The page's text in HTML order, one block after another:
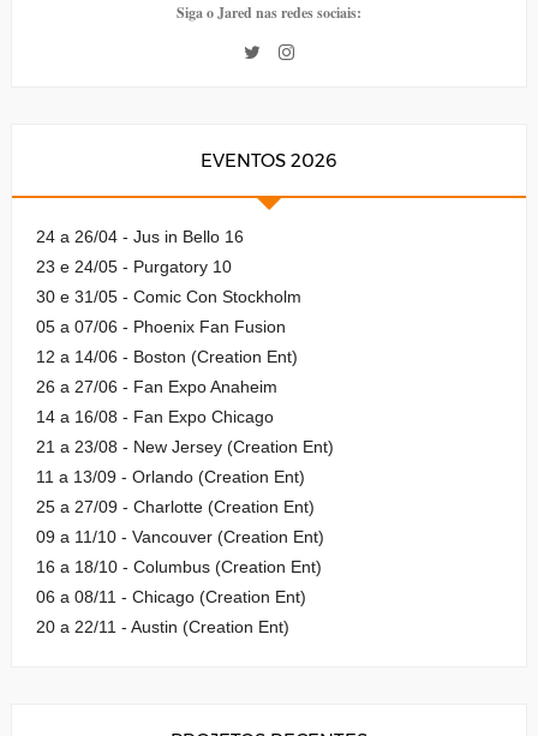
Siga o Jared nas redes sociais:
EVENTOS 2026
24 a 26/04 - Jus in Bello 16
23 e 24/05 - Purgatory 10
30 e 31/05 - Comic Con Stockholm
05 a 07/06 - Phoenix Fan Fusion
12 a 14/06 - Boston (Creation Ent)
26 a 27/06 - Fan Expo Anaheim
14 a 16/08 - Fan Expo Chicago
21 a 23/08 - New Jersey (Creation Ent)
11 a 13/09 - Orlando (Creation Ent)
25 a 27/09 - Charlotte (Creation Ent)
09 a 11/10 - Vancouver (Creation Ent)
16 a 18/10 - Columbus (Creation Ent)
06 a 08/11 - Chicago (Creation Ent)
20 a 22/11 - Austin (Creation Ent)